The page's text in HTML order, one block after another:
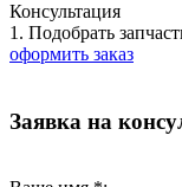
Консультация
1. Подобрать
оформить заказ
Заявка на